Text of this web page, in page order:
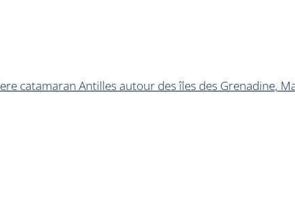
catamaran Antilles autour des îles des Grenadine,